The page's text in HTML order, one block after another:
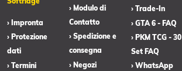
› Impronta
› Protezione
dati
› Termini
› Modulo di
Contatto
› Spedizione e
consegna
› Negozi
› Trade-In
› GTA 6 - FAQ
› PKM TCG - 30
Set FAQ
› WhatsApp